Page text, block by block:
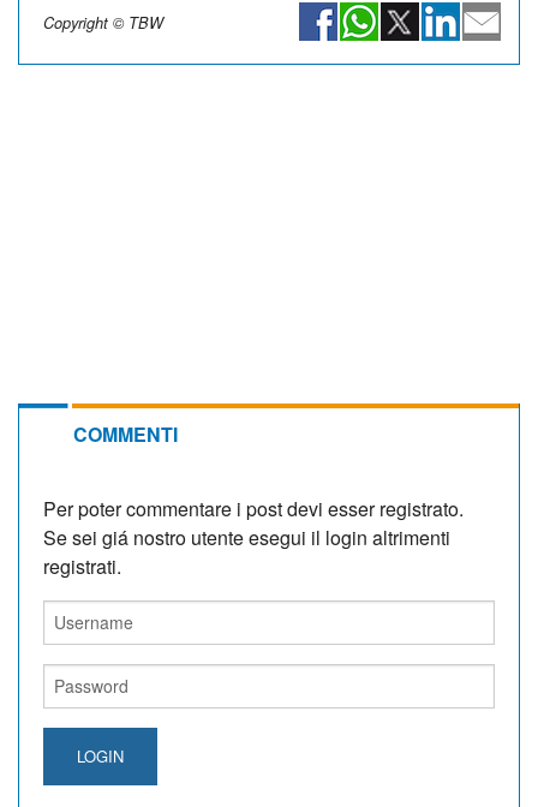
Copyright © TBW
COMMENTI
Per poter commentare i post devi esser registrato.
Se sei giá nostro utente esegui il login altrimenti
registrati.
LOGIN